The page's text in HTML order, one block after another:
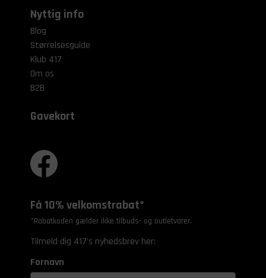
Nyttig info
Blog
Størrelsesguide
Klub 417
Om os
B2B
Gavekort
Få 10% velkomstrabat*
*Rabatkoden gælder ikke tilbuds- og outletvarer.
Tilmeld dig 417's nyhedsbrev her:
Fornavn